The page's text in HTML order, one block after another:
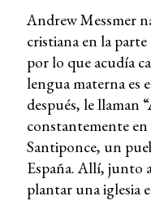
Andrew Messmer
cristiana en la
por lo que acudía
lengua materna es
después, le llaman
constantemente en
Santiponce, un
España. Allí, junto
plantar una iglesia